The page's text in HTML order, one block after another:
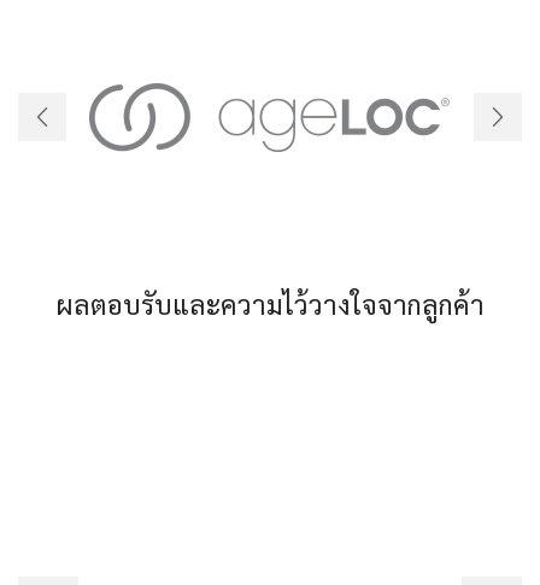
ผลตอบรับและความไว้วางใจจากลูกค้า